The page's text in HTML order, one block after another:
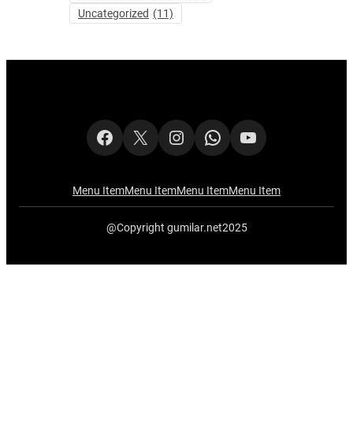
Uncategorized (11)
Facebook
X Instagram
WhatsApp
YouTube
Menu ItemMenu ItemMenu ItemMenu Item
@Copyright gumilar.net2025